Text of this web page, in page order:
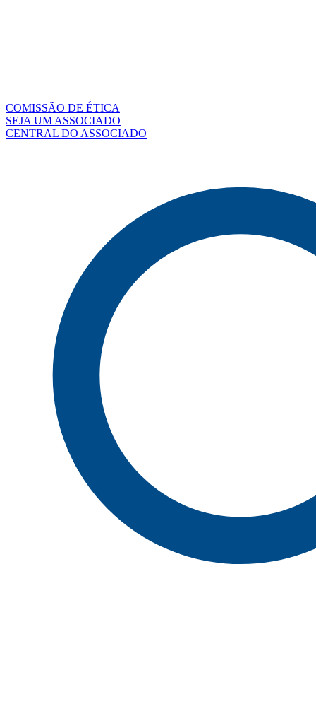
COMISSÃO DE ÉTICA
SEJA UM ASSOCIADO
CENTRAL DO ASSOCIADO